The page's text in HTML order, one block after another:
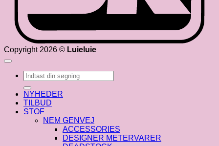
Copyright 2026 © Luieluie
Søg
efter:
NYHEDER
TILBUD
STOF
NEM GENVEJ
ACCESSORIES
DESIGNER METERVARER